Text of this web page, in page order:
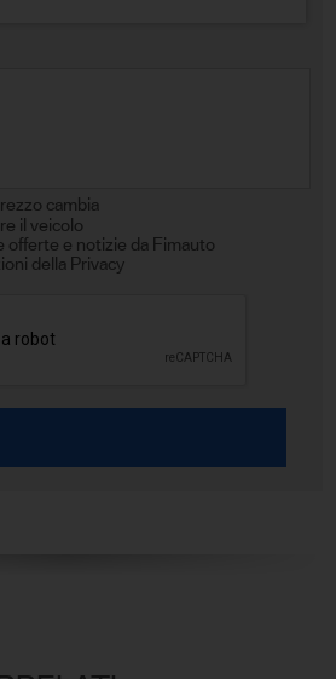
cambia
il veicolo
offerte e notizie da Fimauto
della Privacy